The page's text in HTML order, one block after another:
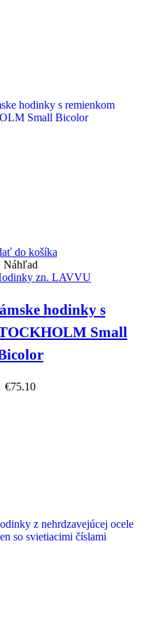
do košíka
Náhľad
zn. LAVVU
hodinky s
Small
€75.10